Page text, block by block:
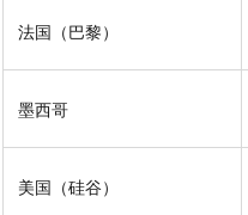
法国（巴黎）
墨西哥
美国（硅谷）